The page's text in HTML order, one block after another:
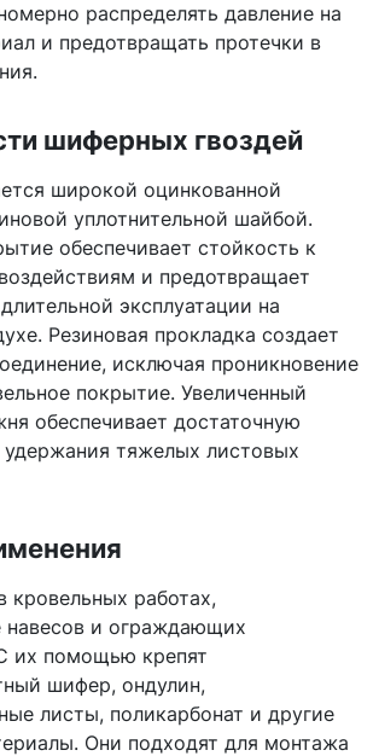
распределять давление на
и предотвращать протечки в
шиферных гвоздей
широкой оцинкованной
уплотнительной шайбой.
обеспечивает стойкость к
и предотвращает
эксплуатации на
Резиновая прокладка создает
исключая проникновение
покрытие. Увеличенный
обеспечивает достаточную
удержания тяжелых листовых
кровельных работах,
навесов и ограждающих
их помощью крепят
шифер, ондулин,
листы, поликарбонат и другие
Они подходят для монтажа